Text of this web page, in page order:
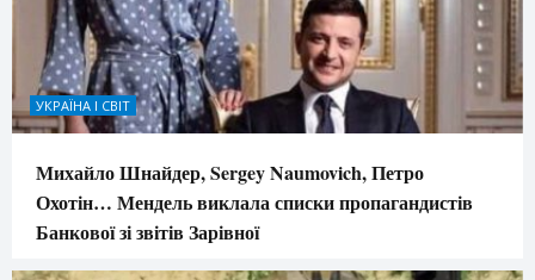
УКРАЇНА І СВІТ
Михайло Шнайдер, Sergey Naumovich, Петро
Охотін… Мендель виклала списки пропагандистів
Банкової зі звітів Зарівної